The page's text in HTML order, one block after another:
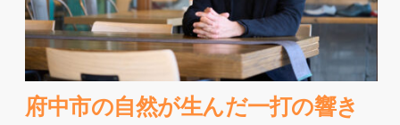
府中市の自然が生んだ一打の響き